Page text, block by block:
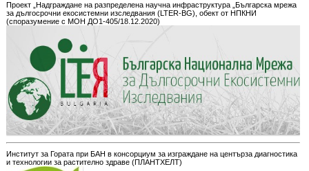
Проект „Надграждане на разпределена научна инфраструктура „Българска мрежа
за дългосрочни екосистемни изследвания (LTER-BG), обект от НПКНИ
(споразумение с МОН ДО1-405/18.12.2020)
Институт за Гората при БАН в консорциум за изграждане на центърза диагностика
и технологии за растително здраве (ПЛАНТХЕЛТ)